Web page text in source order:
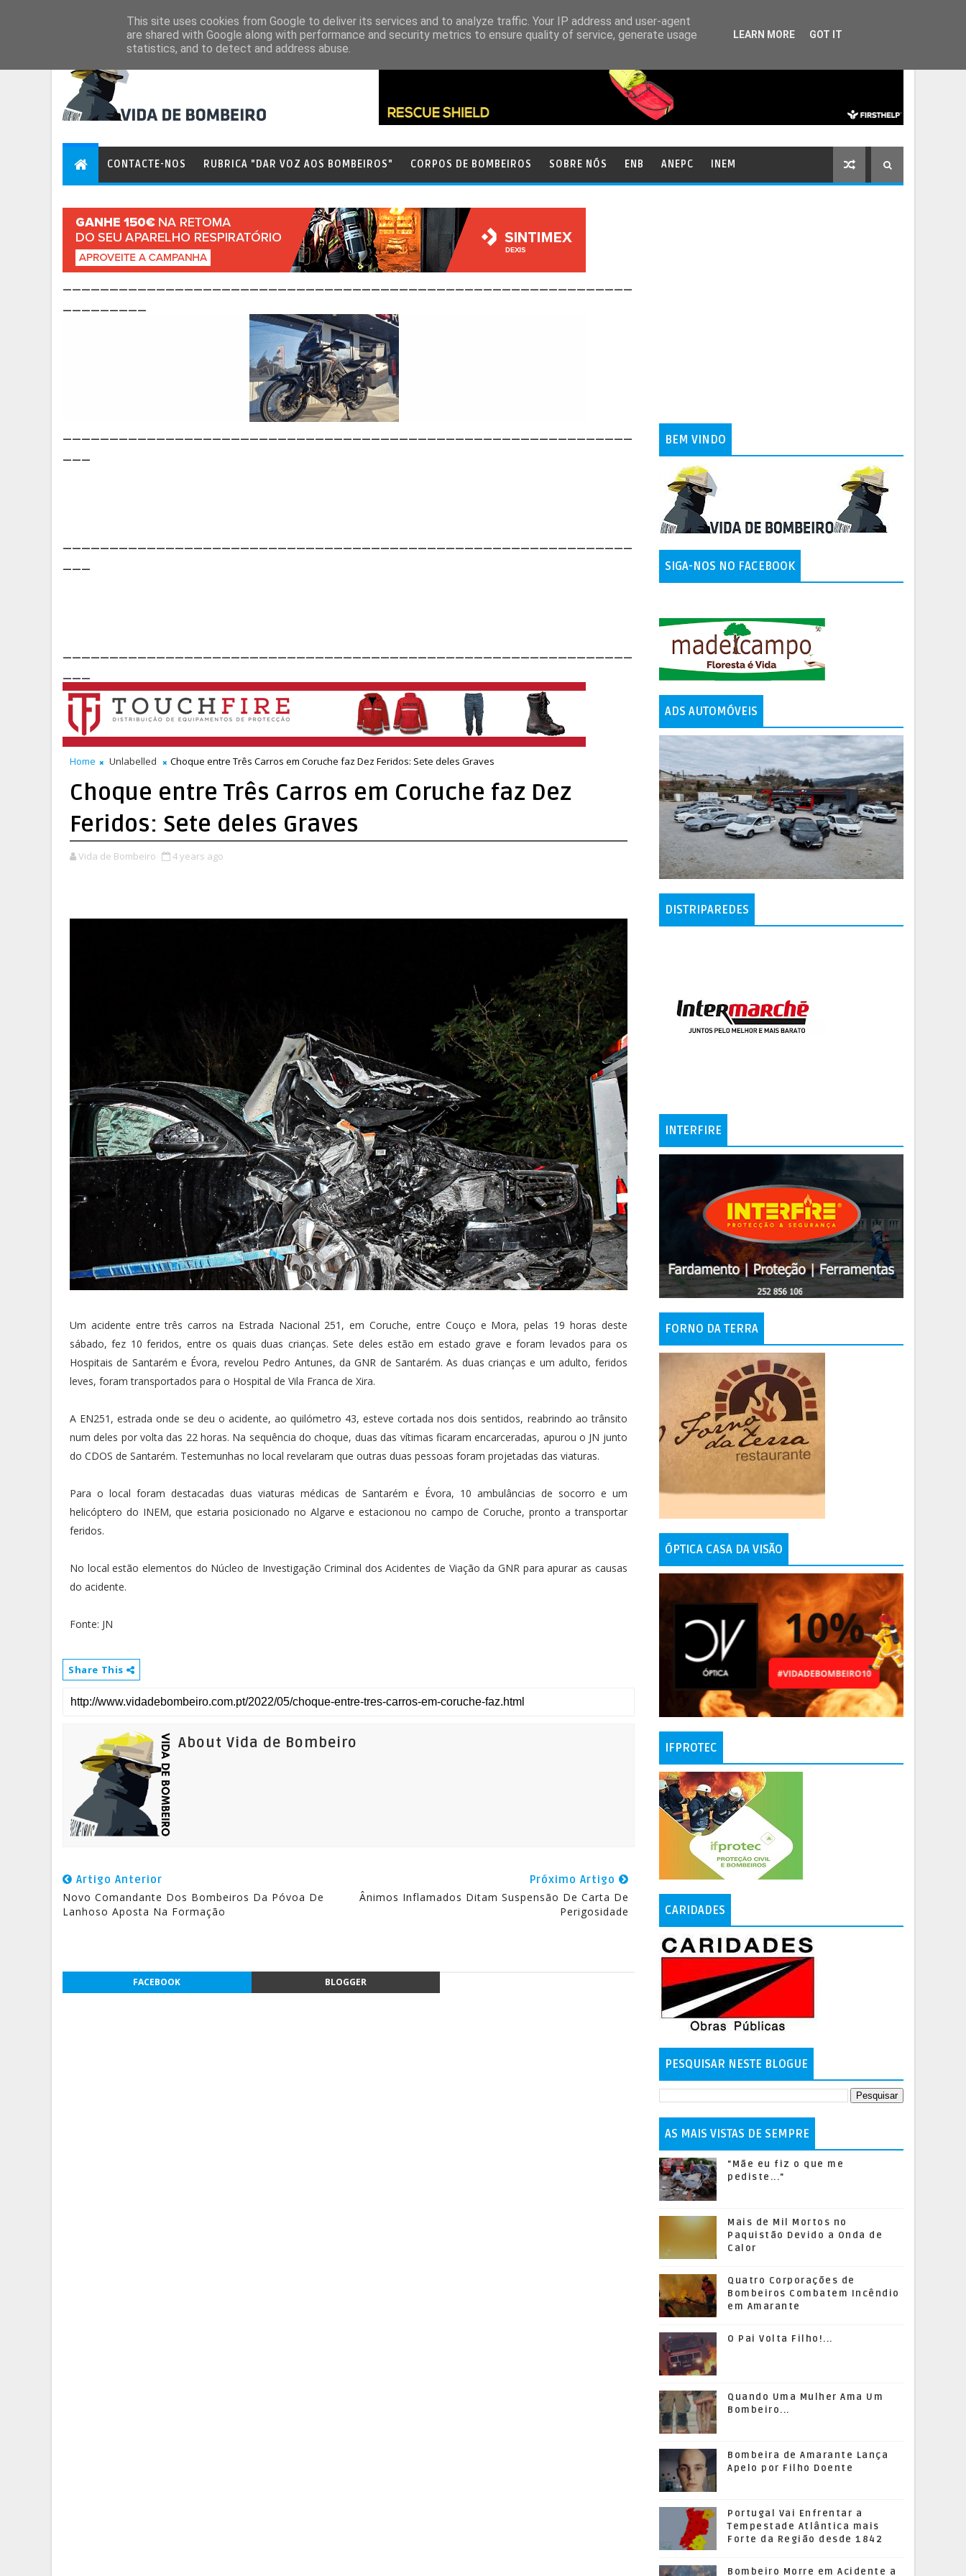
CONTACTE-NOS RUBRICA "DAR VOZ AOS BOMBEIROS" CORPOS DE BOMBEIROS SOBRE NÓS ENB ANEPC INEM
Home Unlabelled Choque entre Três Carros em Coruche faz Dez Feridos: Sete deles Graves
Choque entre Três Carros em Coruche faz Dez
Feridos: Sete deles Graves
Vida de Bombeiro 4 years ago
Um acidente entre três carros na Estrada Nacional 251, em Coruche, entre Couço e Mora, pelas 19 horas deste
sábado, fez 10 feridos, entre os quais duas crianças. Sete deles estão em estado grave e foram levados para os
Hospitais de Santarém e Évora, revelou Pedro Antunes, da GNR de Santarém. As duas crianças e um adulto, feridos
leves, foram transportados para o Hospital de Vila Franca de Xira.
A EN251, estrada onde se deu o acidente, ao quilómetro 43, esteve cortada nos dois sentidos, reabrindo ao trânsito
num deles por volta das 22 horas. Na sequência do choque, duas das vítimas ficaram encarceradas, apurou o JN junto
do CDOS de Santarém. Testemunhas no local revelaram que outras duas pessoas foram projetadas das viaturas.
Para o local foram destacadas duas viaturas médicas de Santarém e Évora, 10 ambulâncias de socorro e um
helicóptero do INEM, que estaria posicionado no Algarve e estacionou no campo de Coruche, pronto a transportar
feridos.
No local estão elementos do Núcleo de Investigação Criminal dos Acidentes de Viação da GNR para apurar as causas
do acidente.
Fonte: JN
Share This
About Vida de Bombeiro
Artigo Anterior
Novo Comandante Dos Bombeiros Da Póvoa De
Lanhoso Aposta Na Formação
Próximo Artigo
Ânimos Inflamados Ditam Suspensão De Carta De
Perigosidade
FACEBOOK BLOGGER
BEM VINDO
SIGA-NOS NO FACEBOOK
ADS AUTOMÓVEIS
DISTRIPAREDES
INTERFIRE
FORNO DA TERRA
ÓPTICA CASA DA VISÃO
IFPROTEC
CARIDADES
PESQUISAR NESTE BLOGUE
AS MAIS VISTAS DE SEMPRE
"Mãe eu fiz o que me
pediste..."
Mais de Mil Mortos no
Paquistão Devido a Onda de
Calor
Quatro Corporações de
Bombeiros Combatem Incêndio
em Amarante
O Pai Volta Filho!...
Quando Uma Mulher Ama Um
Bombeiro...
Bombeira de Amarante Lança
Apelo por Filho Doente
Portugal Vai Enfrentar a
Tempestade Atlântica mais
Forte da Região desde 1842
Bombeiro Morre em Acidente a
This site uses cookies from Google to deliver its services and to analyze traffic. Your IP address and user-agent
are shared with Google along with performance and security metrics to ensure quality of service, generate usage
statistics, and to detect and address abuse.
LEARN MORE GOT IT